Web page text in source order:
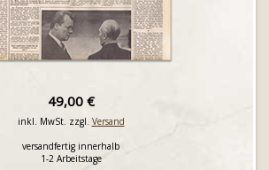
49,00 €
inkl. MwSt. zzgl. Versand
versandfertig innerhalb
1-2 Arbeitstage